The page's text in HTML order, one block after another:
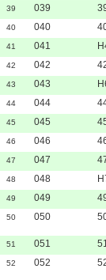
39 039
40 040
41 041
42 042
43 043
44 044
45 045
46 046
47 047
48 048
49 049
50 050
51 051
52 052